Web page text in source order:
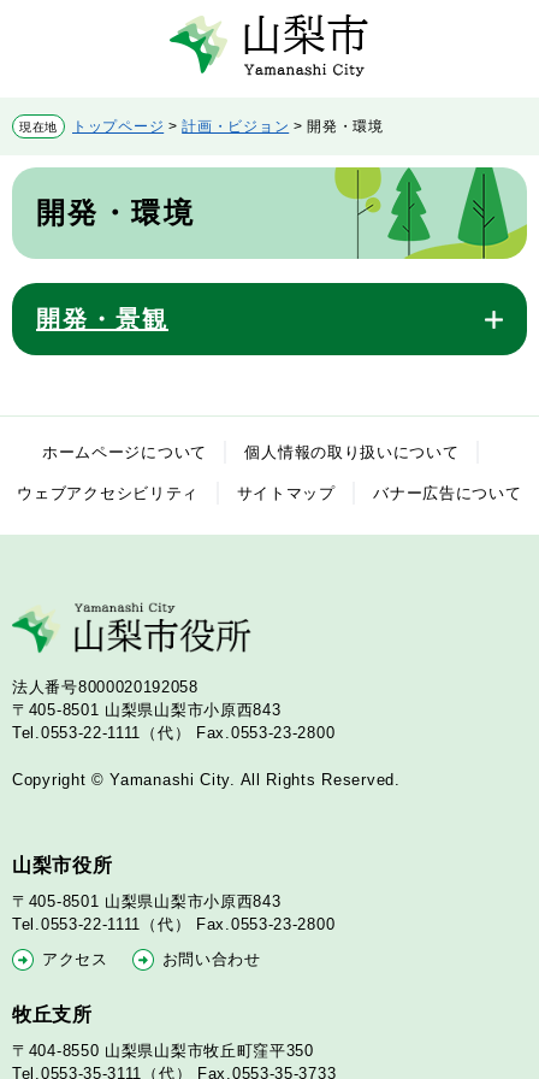
先
頭
す。
を
飛
し
本
へ
現在地 トップページ >計画・ビジョン > 開発・環境
本
開発・環境
開発・景観
ホームページについて 個人情報の取り扱いについて
ウェブアクセシビリティ サイトマップ バナー広告について
法人番号8000020192058
〒405-8501 山梨県山梨市小原西843
Tel.0553-22-1111（代）
Fax.0553-23-2800
Copyright © Yamanashi City. All Rights Reserved.
山梨市役所
〒405-8501 山梨県山梨市小原西843
Tel.0553-22-1111（代）
Fax.0553-23-2800
アクセス
お問い合わせ
牧丘支所
〒404-8550 山梨県山梨市牧丘町窪平350
Tel.0553-35-3111（代）
Fax.0553-35-3733